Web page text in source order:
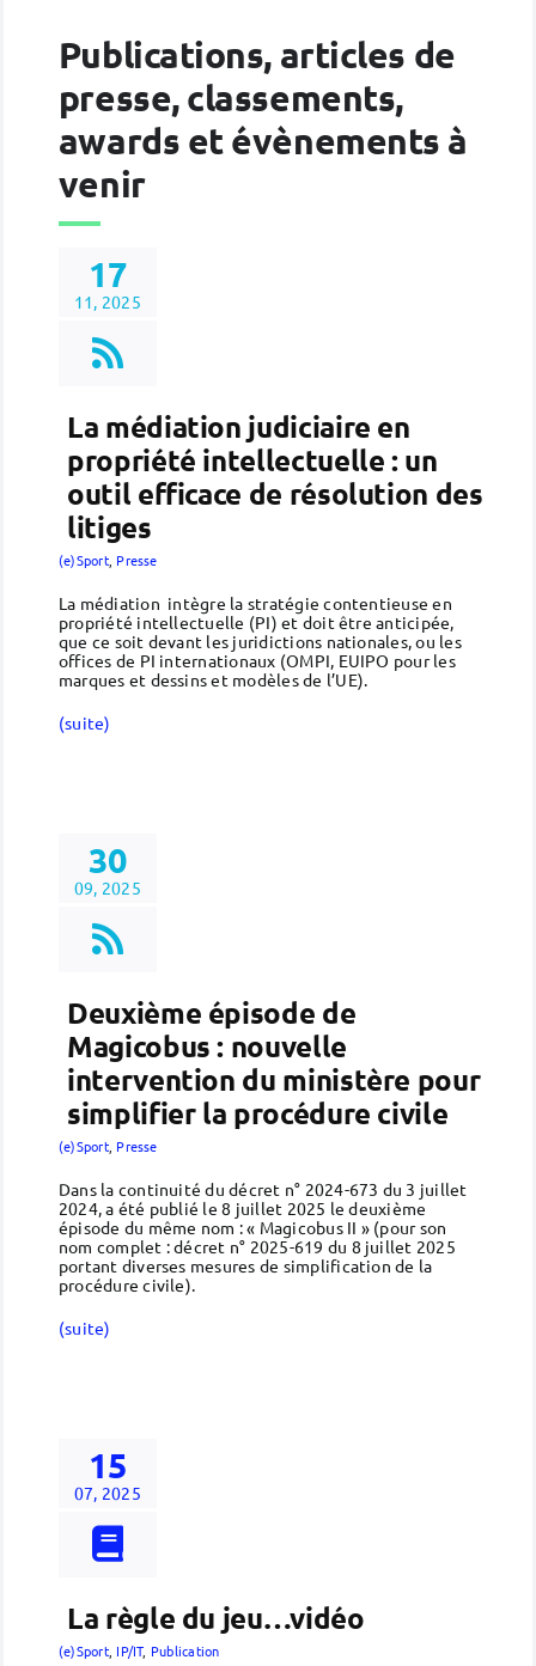
Publications, articles de
presse, classements,
awards et évènements à
venir
17
11, 2025
La médiation judiciaire en
propriété intellectuelle : un
outil efficace de résolution des
litiges
(e)Sport, Presse
La médiation intègre la stratégie contentieuse en
propriété intellectuelle (PI) et doit être anticipée,
que ce soit devant les juridictions nationales, ou les
offices de PI internationaux (OMPI, EUIPO pour les
marques et dessins et modèles de l’UE).
(suite)
30
09, 2025
Deuxième épisode de
Magicobus : nouvelle
intervention du ministère pour
simplifier la procédure civile
(e)Sport, Presse
Dans la continuité du décret n° 2024-673 du 3 juillet
2024, a été publié le 8 juillet 2025 le deuxième
épisode du même nom : « Magicobus II » (pour son
nom complet : décret n° 2025-619 du 8 juillet 2025
portant diverses mesures de simplification de la
procédure civile).
(suite)
15
07, 2025
La règle du jeu…vidéo
(e)Sport, IP/IT, Publication